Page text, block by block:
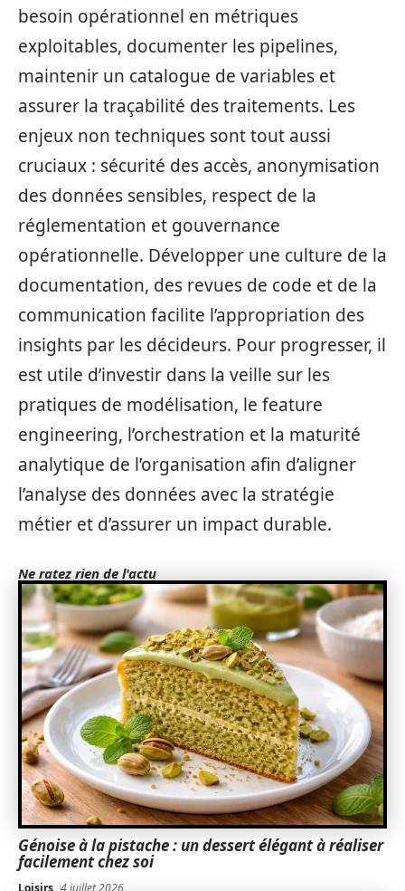
besoin opérationnel en métriques
exploitables, documenter les pipelines,
maintenir un catalogue de variables et
assurer la traçabilité des traitements. Les
enjeux non techniques sont tout aussi
cruciaux : sécurité des accès, anonymisation
des données sensibles, respect de la
réglementation et gouvernance
opérationnelle. Développer une culture de la
documentation, des revues de code et de la
communication facilite l’appropriation des
insights par les décideurs. Pour progresser, il
est utile d’investir dans la veille sur les
pratiques de modélisation, le feature
engineering, l’orchestration et la maturité
analytique de l’organisation afin d’aligner
l’analyse des données avec la stratégie
métier et d’assurer un impact durable.
Ne ratez rien de l'actu
Génoise à la pistache : un dessert élégant à réaliser
facilement chez soi
Loisirs 4 juillet 2026